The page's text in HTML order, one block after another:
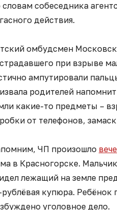
словам собеседника
действия.
омбудсмен
при взрыве
ампутировали
родителей
какие-то предметы –
от телефонов,
ЧП произошло
в Красногорске.
лежащий на земле
рублёвая купюра.
уголовное дело.